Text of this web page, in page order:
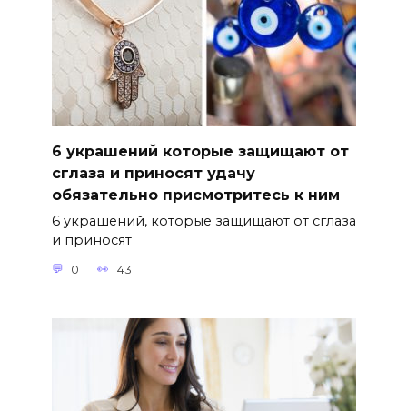
6 украшений которые защищают от
сглаза и приносят удачу
обязательно присмотритесь к ним
6 украшений, которые защищают от сглаза
и приносят
0 431